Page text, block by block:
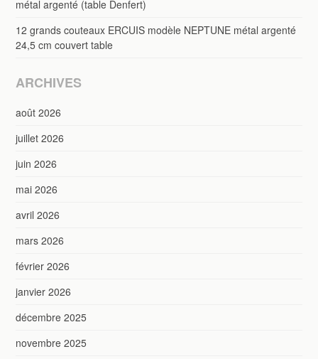
métal argenté (table Denfert)
12 grands couteaux ERCUIS modèle NEPTUNE métal argenté
24,5 cm couvert table
ARCHIVES
août 2026
juillet 2026
juin 2026
mai 2026
avril 2026
mars 2026
février 2026
janvier 2026
décembre 2025
novembre 2025